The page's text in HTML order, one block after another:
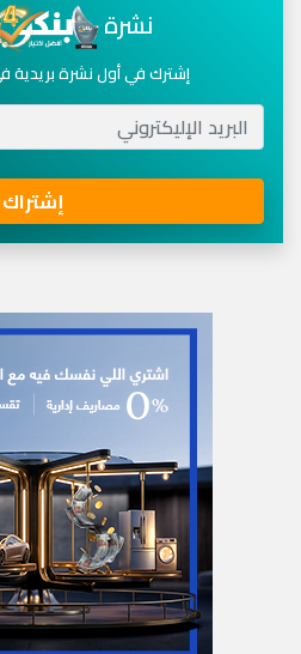
نشرة
إشترك في أول نشرة بريدية